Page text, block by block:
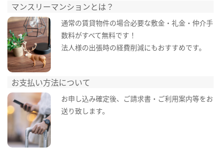
マンスリーマンションとは？
通常の賃貸物件の場合必要な敷金・礼金・仲介手
数料がすべて無料です！
法人様の出張時の経費削減にもおすすめです。
お支払い方法について
お申し込み確定後、ご請求書・ご利用案内等をお
送り致します。